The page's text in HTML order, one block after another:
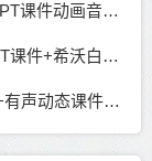
大班社会公开课《端午节》视频+教案反思PPT课件动画音乐教具图
大班安全教育《水好玩也危险》微课视频PPT课件+希沃白板课件+教案（无公开课）
幼儿园大班美术《手形创意画》公开课视频+有声动态课件PPT+教案+音乐+反思